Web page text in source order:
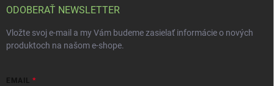
ODOBERAŤ NEWSLETTER
Vložte svoj e-mail a my Vám budeme zasielať informácie o nových
produktoch na našom e-shope.
EMAIL